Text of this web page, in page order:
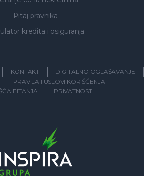
Pitaj pravnika
kredita i osiguranja
KONTAKT
DIGITALNO OGLAŠAVANJE
PRAVILA I USLOVI KORIŠĆENJA
PITANJA
PRIVATNOST